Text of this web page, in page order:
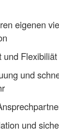
eigenen
und
und
und